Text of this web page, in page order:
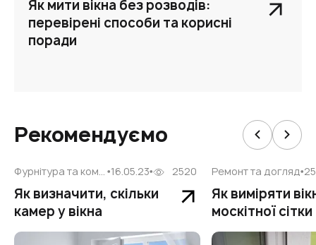
Як мити вікна без розводів:
перевірені способи та корисні
поради
Рекомендуємо
Фурнітура та комплектуючі 16.05.23 2520
Як визначити, скільки
камер у вікна
Ремонт та догляд
Як виміряти
москітної сітки